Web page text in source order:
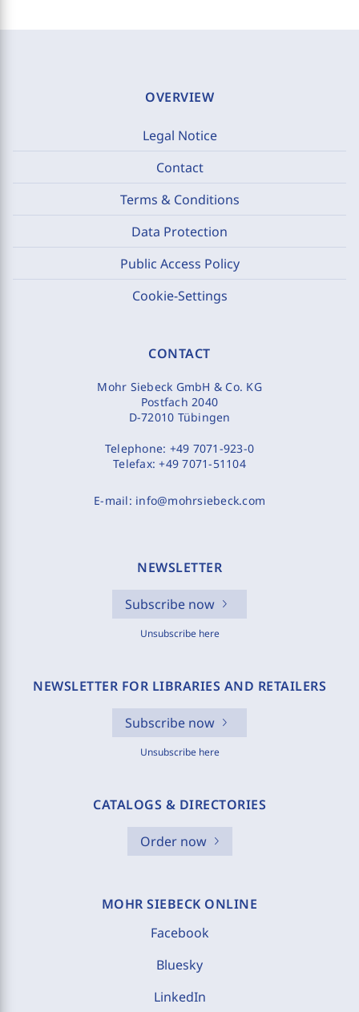
OVERVIEW
Legal Notice
Contact
Terms & Conditions
Data Protection
Public Access Policy
Cookie-Settings
CONTACT
Mohr Siebeck GmbH & Co. KG
Postfach 2040
D-72010 Tübingen
Telephone: +49 7071-923-0
Telefax:+49 7071-51104
E-mail: info@mohrsiebeck.com
NEWSLETTER
Subscribe now
Unsubscribe here
NEWSLETTER FOR LIBRARIES AND RETAILERS
Subscribe now
Unsubscribe here
CATALOGS & DIRECTORIES
Order now
MOHR SIEBECK ONLINE
Facebook
Bluesky
LinkedIn